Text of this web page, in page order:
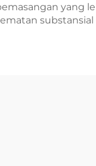
yang